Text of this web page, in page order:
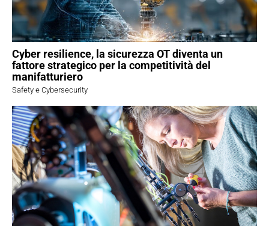
Cyber resilience, la sicurezza OT diventa un
fattore strategico per la competitività del
manifatturiero
Safety e Cybersecurity